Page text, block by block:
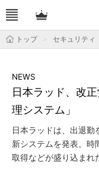
トップ セキュリティ
日本ラッド、改
理システム」
NEWS
日本ラッドは、出退勤
新システムを発表。時
取得などが盛り込まれ